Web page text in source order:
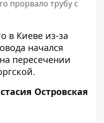
прорвало трубу с
в Киеве из-за
начался
пересечении
Островская